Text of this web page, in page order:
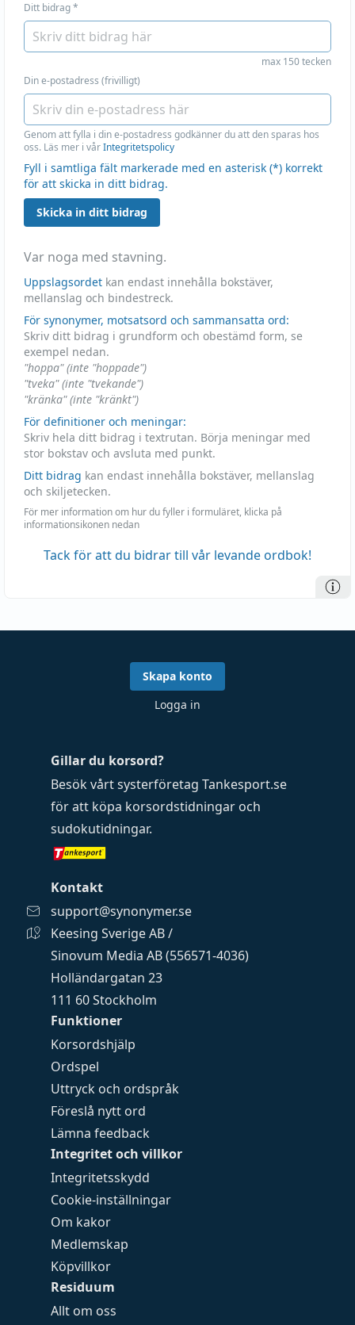
Ditt bidrag*
max 150 tecken
Din e-postadress (frivilligt)
Genom att fylla i din e-postadress godkänner du att den sparas hos
oss. Läs mer i vårIntegritetspolicy
Fyll i samtliga fält markerade med en asterisk (*) korrekt
för att skicka in ditt bidrag.
Skicka in ditt bidrag
Var noga med stavning.
Uppslagsordet kan endast innehålla bokstäver,
mellanslag och bindestreck.
För synonymer, motsatsord och sammansatta ord:
Skriv ditt bidrag i grundform och obestämd form, se
exempel nedan.
"hoppa" (inte "hoppade")
"tveka" (inte "tvekande")
"kränka" (inte "kränkt")
För definitioner och meningar:
Skriv hela ditt bidrag i textrutan. Börja meningar med
stor bokstav och avsluta med punkt.
Ditt bidrag kan endast innehålla bokstäver, mellanslag
och skiljetecken.
För mer information om hur du fyller i formuläret, klicka på
informationsikonen nedan
Tack för att du bidrar till vår levande ordbok!
Funktioner
Korsordshjälp
Ordspel
Uttryck och ordspråk
Föreslå nytt ord
Lämna feedback
Integritet och villkor
Integritetsskydd
Cookie-inställningar
Om kakor
Medlemskap
Köpvillkor
Residuum
Allt om oss
Gillar du korsord?
Besök vårt systerföretag Tankesport.se
för att köpa korsordstidningar och
sudokutidningar.
Kontakt
support@synonymer.se
Keesing Sverige AB /
Sinovum Media AB (556571-4036)
Holländargatan 23
111 60 Stockholm
Skapa konto
Logga in